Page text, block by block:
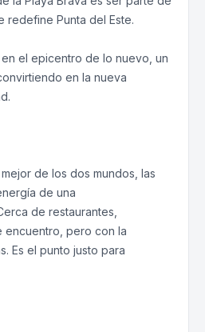
redefine Punta del Este.
el epicentro de lo nuevo, un
en la nueva
de los dos mundos, las
de una
de restaurantes,
encuentro, pero con la
Es el punto justo para